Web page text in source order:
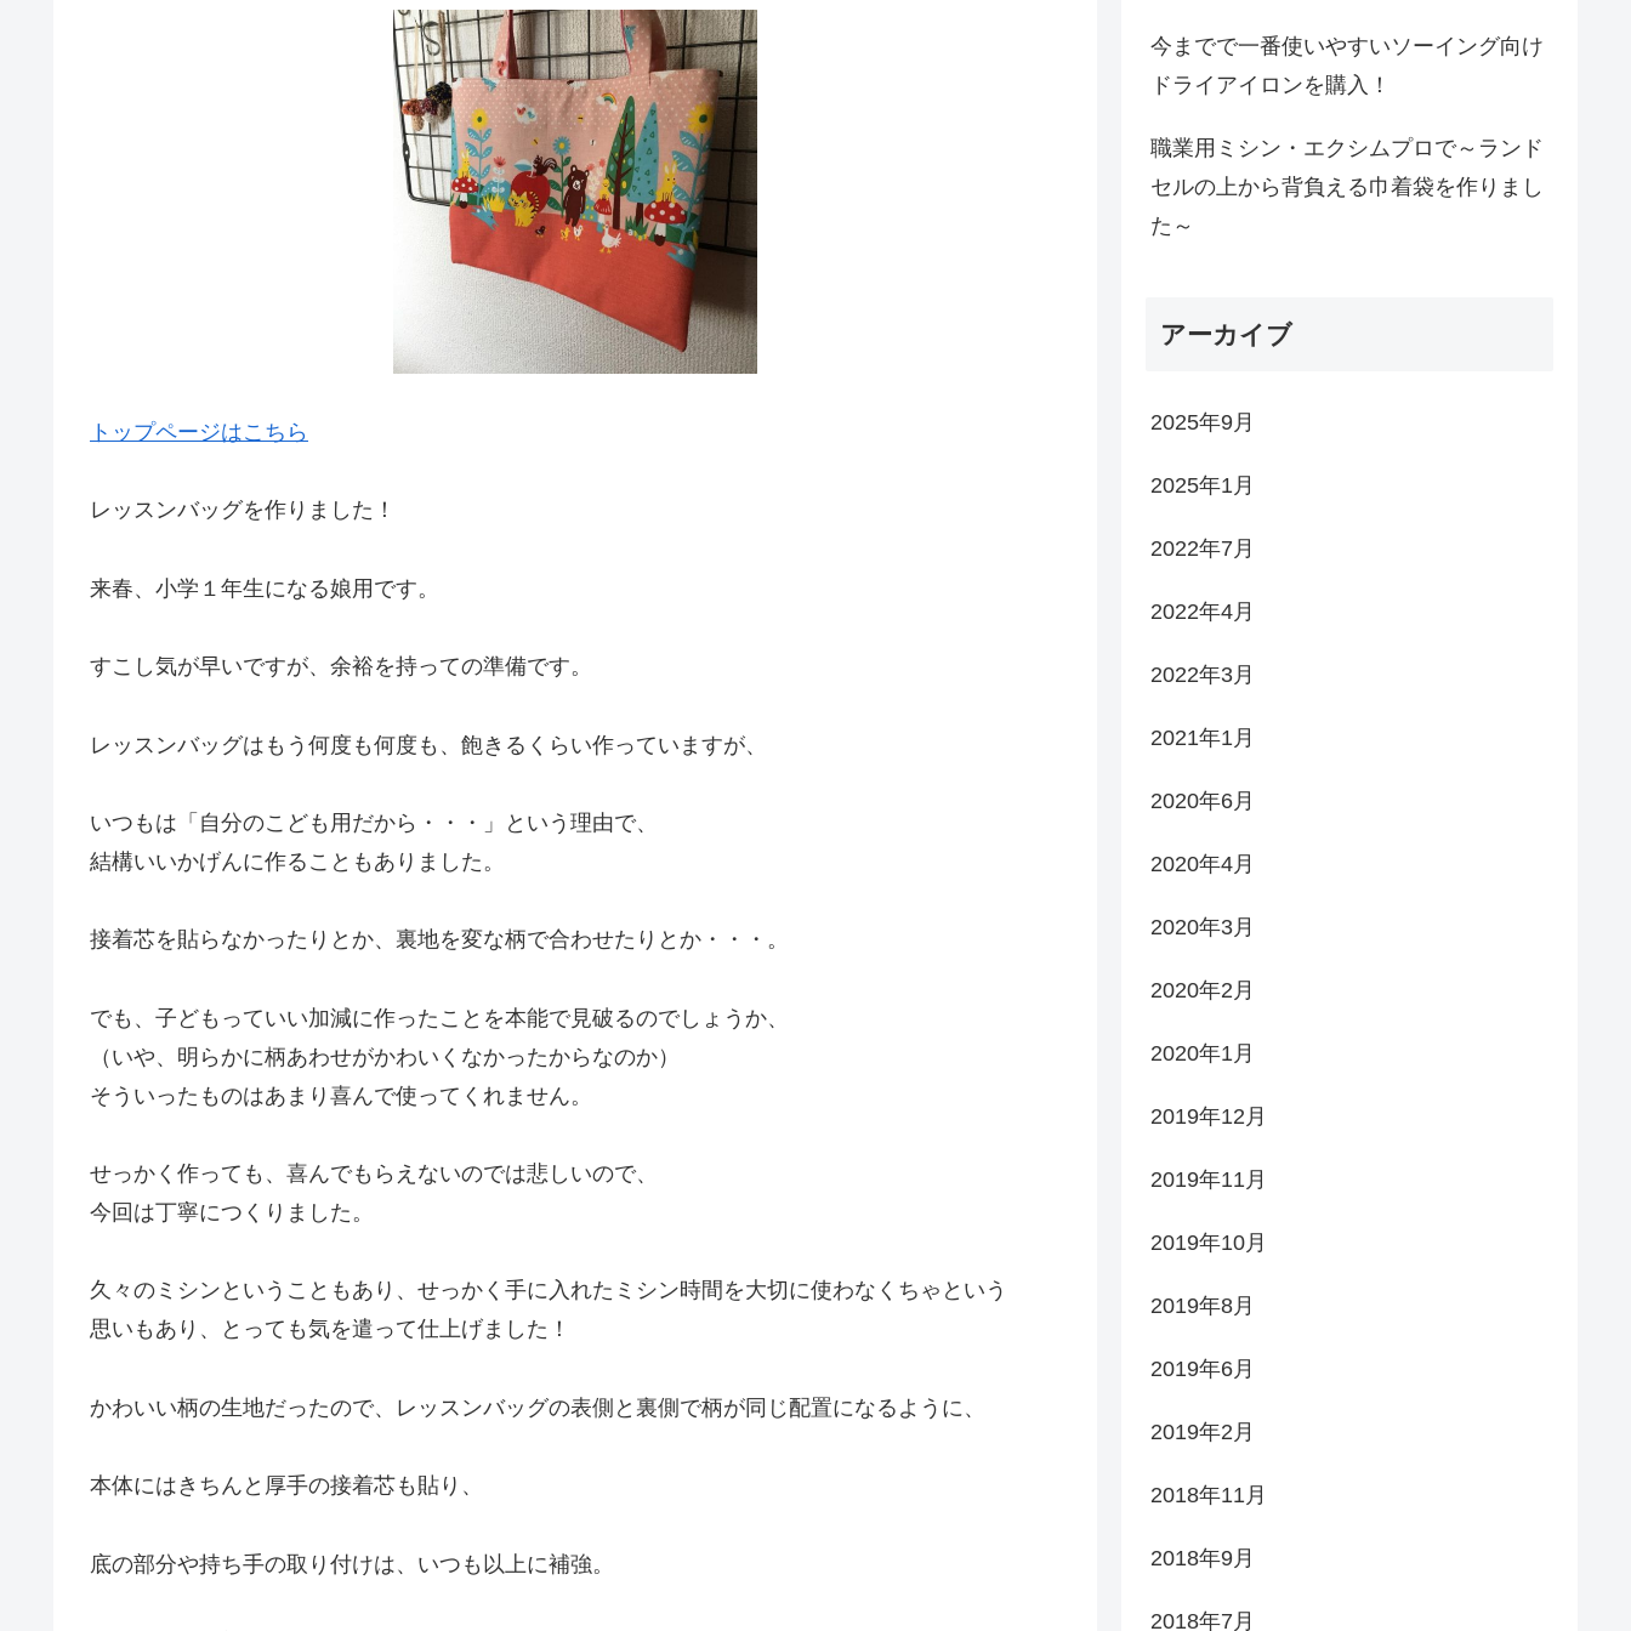
トップページはこちら
レッスンバッグを作りました！
来春、小学１年生になる娘用です。
すこし気が早いですが、余裕を持っての準備です。
レッスンバッグはもう何度も何度も、飽きるくらい作っていますが、
いつもは「自分のこども用だから・・・」という理由で、
結構いいかげんに作ることもありました。
接着芯を貼らなかったりとか、裏地を変な柄で合わせたりとか・・・。
でも、子どもっていい加減に作ったことを本能で見破るのでしょうか、
（いや、明らかに柄あわせがかわいくなかったからなのか）
そういったものはあまり喜んで使ってくれません。
せっかく作っても、喜んでもらえないのでは悲しいので、
今回は丁寧につくりました。
久々のミシンということもあり、せっかく手に入れたミシン時間を大切に使わなくちゃという
思いもあり、とっても気を遣って仕上げました！
かわいい柄の生地だったので、レッスンバッグの表側と裏側で柄が同じ配置になるように、
本体にはきちんと厚手の接着芯も貼り、
底の部分や持ち手の取り付けは、いつも以上に補強。
今までで一番使いやすいソーイング向け
ドライアイロンを購入！
職業用ミシン・エクシムプロで～ランド
セルの上から背負える巾着袋を作りまし
た～
アーカイブ
2025年9月
2025年1月
2022年7月
2022年4月
2022年3月
2021年1月
2020年6月
2020年4月
2020年3月
2020年2月
2020年1月
2019年12月
2019年11月
2019年10月
2019年8月
2019年6月
2019年2月
2018年11月
2018年9月
2018年7月